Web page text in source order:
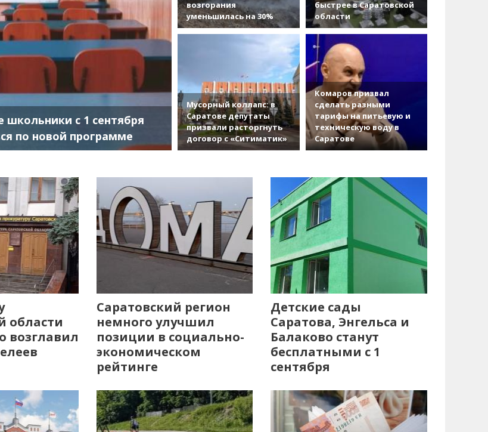
школьники с 1 сентября
по новой программе
возгорания
уменьшилась на 30%
быстрее в Саратовской
области
Мусорный коллапс: в
Саратове депутаты
призвали расторгнуть
договор с «Ситиматик»
Комаров призвал
сделать разными
тарифы на питьевую и
техническую воду в
Саратове
области
возглавил
Саратовский регион
немного улучшил
позиции в социально-
экономическом
рейтинге
Детские сады
Саратова, Энгельса и
Балаково станут
бесплатными с 1
сентября